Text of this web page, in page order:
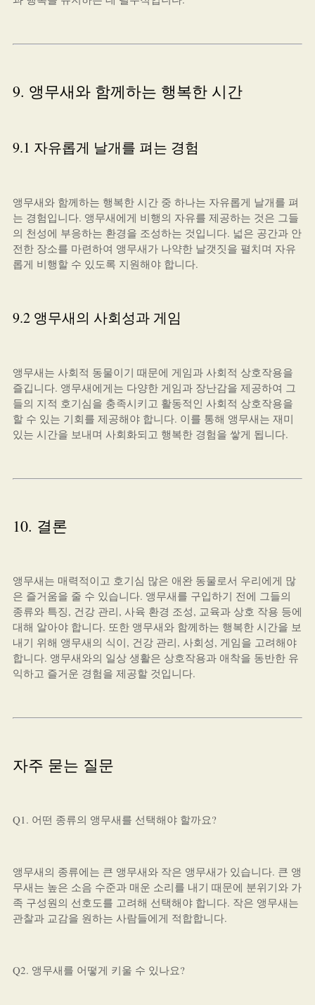
9. 앵무새와 함께하는 행복한 시간
9.1 자유롭게 날개를 펴는 경험
앵무새와 함께하는 행복한 시간 중 하나는 자유롭게 날개를 펴
는 경험입니다. 앵무새에게 비행의 자유를 제공하는 것은 그들
의 천성에 부응하는 환경을 조성하는 것입니다. 넓은 공간과 안
전한 장소를 마련하여 앵무새가 나약한 날갯짓을 펼치며 자유
롭게 비행할 수 있도록 지원해야 합니다.
9.2 앵무새의 사회성과 게임
앵무새는 사회적 동물이기 때문에 게임과 사회적 상호작용을
즐깁니다. 앵무새에게는 다양한 게임과 장난감을 제공하여 그
들의 지적 호기심을 충족시키고 활동적인 사회적 상호작용을
할 수 있는 기회를 제공해야 합니다. 이를 통해 앵무새는 재미
있는 시간을 보내며 사회화되고 행복한 경험을 쌓게 됩니다.
10. 결론
앵무새는 매력적이고 호기심 많은 애완 동물로서 우리에게 많
은 즐거움을 줄 수 있습니다. 앵무새를 구입하기 전에 그들의
종류와 특징, 건강 관리, 사육 환경 조성, 교육과 상호 작용 등에
대해 알아야 합니다. 또한 앵무새와 함께하는 행복한 시간을 보
내기 위해 앵무새의 식이, 건강 관리, 사회성, 게임을 고려해야
합니다. 앵무새와의 일상 생활은 상호작용과 애착을 동반한 유
익하고 즐거운 경험을 제공할 것입니다.
자주 묻는 질문
Q1. 어떤 종류의 앵무새를 선택해야 할까요?
앵무새의 종류에는 큰 앵무새와 작은 앵무새가 있습니다. 큰 앵
무새는 높은 소음 수준과 매운 소리를 내기 때문에 분위기와 가
족 구성원의 선호도를 고려해 선택해야 합니다. 작은 앵무새는
관찰과 교감을 원하는 사람들에게 적합합니다.
Q2. 앵무새를 어떻게 키울 수 있나요?